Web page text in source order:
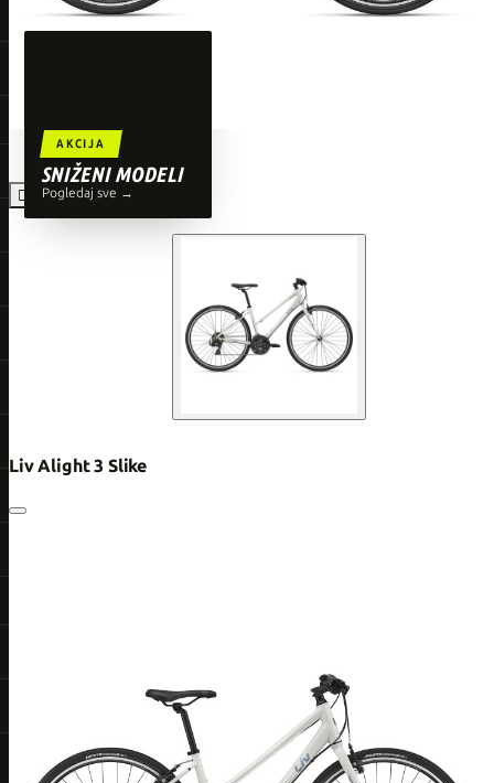
AKCIJA
SNIŽENI MODELI
Pogledaj sve →

Liv Alight 3 Slike